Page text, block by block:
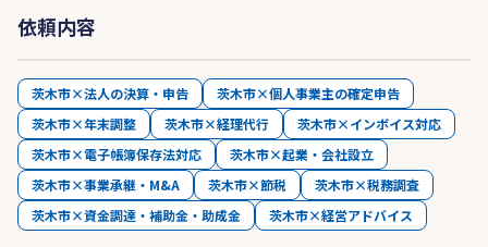
依頼内容
茨木市×法人の決算・申告
茨木市×個人事業主の確定申告
茨木市×年末調整
茨木市×経理代行
茨木市×インボイス対応
茨木市×電子帳簿保存法対応
茨木市×起業・会社設立
茨木市×事業承継・M&A
茨木市×節税
茨木市×税務調査
茨木市×資金調達・補助金・助成金
茨木市×経営アドバイス